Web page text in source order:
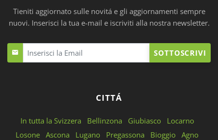
Tieniti aggiornato sulle novitá e gli aggiornamenti sempre
nuovi. Inserisci la tua e-mail e iscriviti alla nostra newsletter.
SOTTOSCRIVI
CITTÁ
In tutta la Svizzera Bellinzona Giubiasco
Locarno
Losone Ascona Lugano Pregassona Bioggio Agno